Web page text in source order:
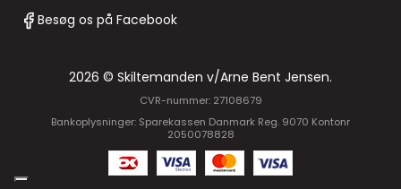
Besøg os på Facebook
2026 © Skiltemanden v/Arne Bent Jensen.
CVR-nummer: 27108679
Bankoplysninger: Sparekassen Danmark Reg. 9070 Kontonr
2050078828